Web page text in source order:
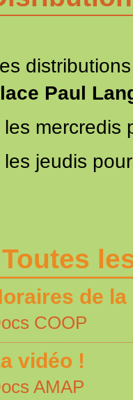
Paul
les mercredis
les jeudis
Toutes
de
COOP
vidéo !
AMAP